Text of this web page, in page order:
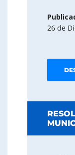
26 de